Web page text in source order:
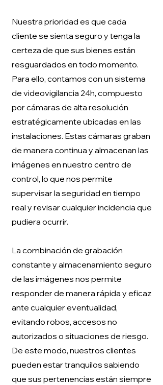
Nuestra prioridad es que cada
cliente se sienta seguro y tenga la
certeza de que sus bienes están
resguardados en todo momento.
Para ello, contamos con un sistema
de videovigilancia 24h, compuesto
por cámaras de alta resolución
estratégicamente ubicadas en las
instalaciones. Estas cámaras graban
de manera continua y almacenan las
imágenes en nuestro centro de
control, lo que nos permite
supervisar la seguridad en tiempo
real y revisar cualquier incidencia que
pudiera ocurrir.
La combinación de grabación
constante y almacenamiento seguro
de las imágenes nos permite
responder de manera rápida y eficaz
ante cualquier eventualidad,
evitando robos, accesos no
autorizados o situaciones de riesgo.
De este modo, nuestros clientes
pueden estar tranquilos sabiendo
que sus pertenencias están siempre